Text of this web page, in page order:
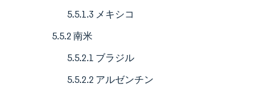
5.5.1.3 メキシコ
5.5.2 南米
5.5.2.1 ブラジル
5.5.2.2 アルゼンチン